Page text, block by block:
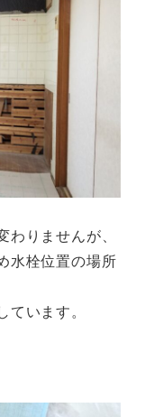
わりませんが、
水栓位置の場所
ています。